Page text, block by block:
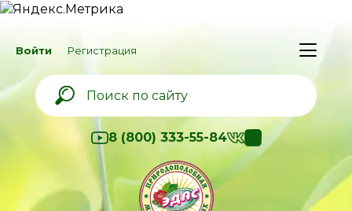
Войти Регистрация
8 (800) 333-55-84